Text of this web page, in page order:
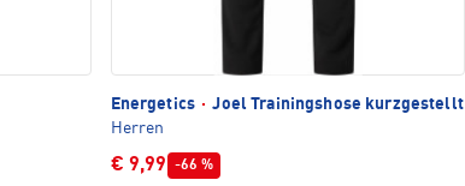
Energetics · Joel Trainingshose kurzgestellt
Herren
€ 9,99 -66 %